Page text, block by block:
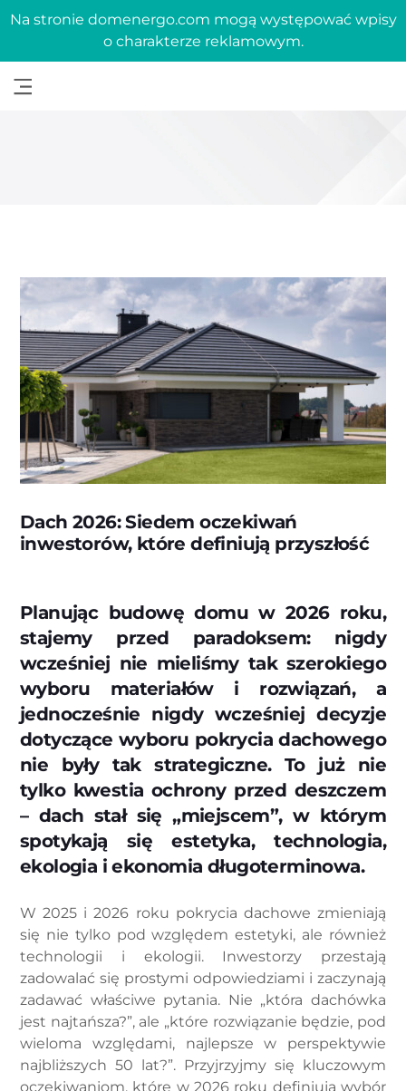
Na stronie domenergo.com mogą występować wpisy
o charakterze reklamowym.
Dach 2026: Siedem oczekiwań
inwestorów, które definiują przyszłość
Planując budowę domu w 2026 roku,
stajemy przed paradoksem: nigdy
wcześniej nie mieliśmy tak szerokiego
wyboru materiałów i rozwiązań, a
jednocześnie nigdy wcześniej decyzje
dotyczące wyboru pokrycia dachowego
nie były tak strategiczne. To już nie
tylko kwestia ochrony przed deszczem
– dach stał się „miejscem”, w którym
spotykają się estetyka, technologia,
ekologia i ekonomia długoterminowa.
W 2025 i 2026 roku pokrycia dachowe zmieniają
się nie tylko pod względem estetyki, ale również
technologii i ekologii. Inwestorzy przestają
zadowalać się prostymi odpowiedziami i zaczynają
zadawać właściwe pytania. Nie „która dachówka
jest najtańsza?”, ale „które rozwiązanie będzie, pod
wieloma względami, najlepsze w perspektywie
najbliższych 50 lat?”. Przyjrzyjmy się kluczowym
oczekiwaniom, które w 2026 roku definiują wybór